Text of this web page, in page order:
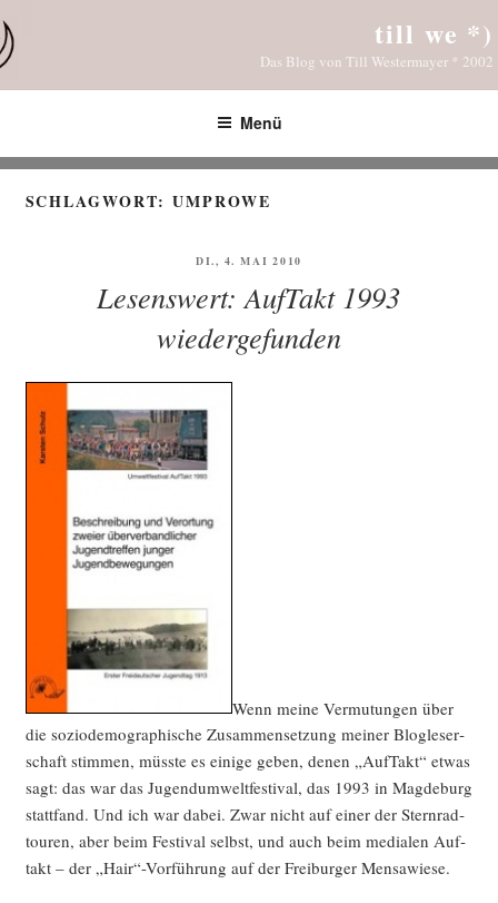
Inhalt
springen
till we *)
Das Blog von Till Westermayer * 2002
Menü
SCHLAGWORT:UMPROWE
VERÖFFENTLICHT
DI., 4. MAI 2010
Lesenswert: AufTakt 1993
wiedergefunden
Wenn mei­ne Ver­mu­tun­gen über
die sozio­de­mo­gra­phi­sche Zusam­men­set­zung mei­ner Blog­le­ser­
schaft stim­men, müss­te es eini­ge geben, denen „Auf­Takt“ etwas
sagt: das war das Jugend­um­welt­fes­ti­val, das 1993 in Mag­de­burg
statt­fand. Und ich war dabei. Zwar nicht auf einer der Stern­rad­
tou­ren, aber beim Fes­ti­val selbst, und auch beim media­len Auf­
takt – der „Hair“-Vorführung auf der Frei­bur­ger Mensawiese.